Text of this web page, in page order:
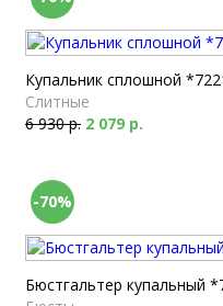
Купальник сплошной
Слитные
6 930 р. 2 079 р.
-70%
Бюстгальтер купальный